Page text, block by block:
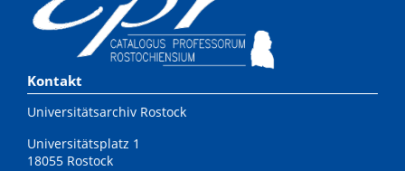
Kontakt
Universitätsarchiv Rostock
Universitätsplatz 1
18055 Rostock